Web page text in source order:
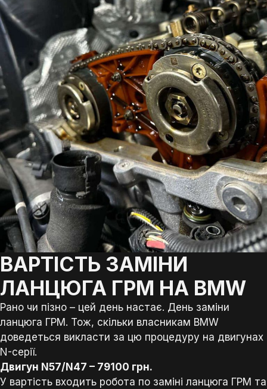
ВАРТІСТЬ ЗАМІНИ
ЛАНЦЮГА ГРМ НА BMW
Рано чи пізно – цей день настає. День заміни
ланцюга ГРМ. Тож, скільки власникам BMW
доведеться викласти за цю процедуру на двигунах
N-серії.
Двигун N57/N47 – 79100 грн.
У вартість входить робота по заміні ланцюга ГРМ та